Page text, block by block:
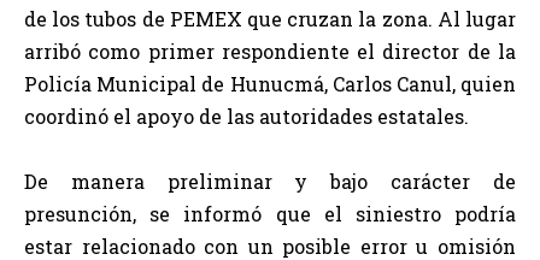
de los tubos de PEMEX que cruzan la zona. Al lugar
arribó como primer respondiente el director de la
Policía Municipal de Hunucmá, Carlos Canul, quien
coordinó el apoyo de las autoridades estatales.
De manera preliminar y bajo carácter de
presunción, se informó que el siniestro podría
estar relacionado con un posible error u omisión